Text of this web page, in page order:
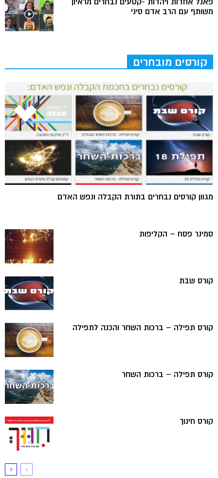
משותף עם הרב אדם סיני
קורסים מובחרים
מגוון קורסים נבחרים בתורת הקבלה ונפש האדם
סמינר פסח – הקליפות
קורס שבת
קורס תפילה – ברכות השחר והכנה לתפילה
קורס תפילה – ברכות השחר
קורס חינוך